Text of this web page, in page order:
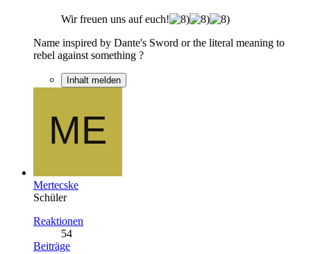
Wir freuen uns auf euch!
Name inspired by Dante's Sword or the literal meaning to
rebel against something ?
Inhalt melden
Mertecske
Schüler
Reaktionen
54
Beiträge